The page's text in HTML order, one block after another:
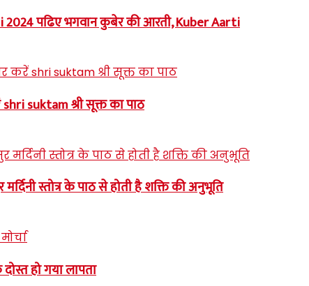
2024 पढिए भगवान कुबेर की आरती, Kuber Aarti
suktam श्री सूक्त का पाठ
स्तोत्र के पाठ से होती है शक्ति की अनुभूति
हो गया लापता